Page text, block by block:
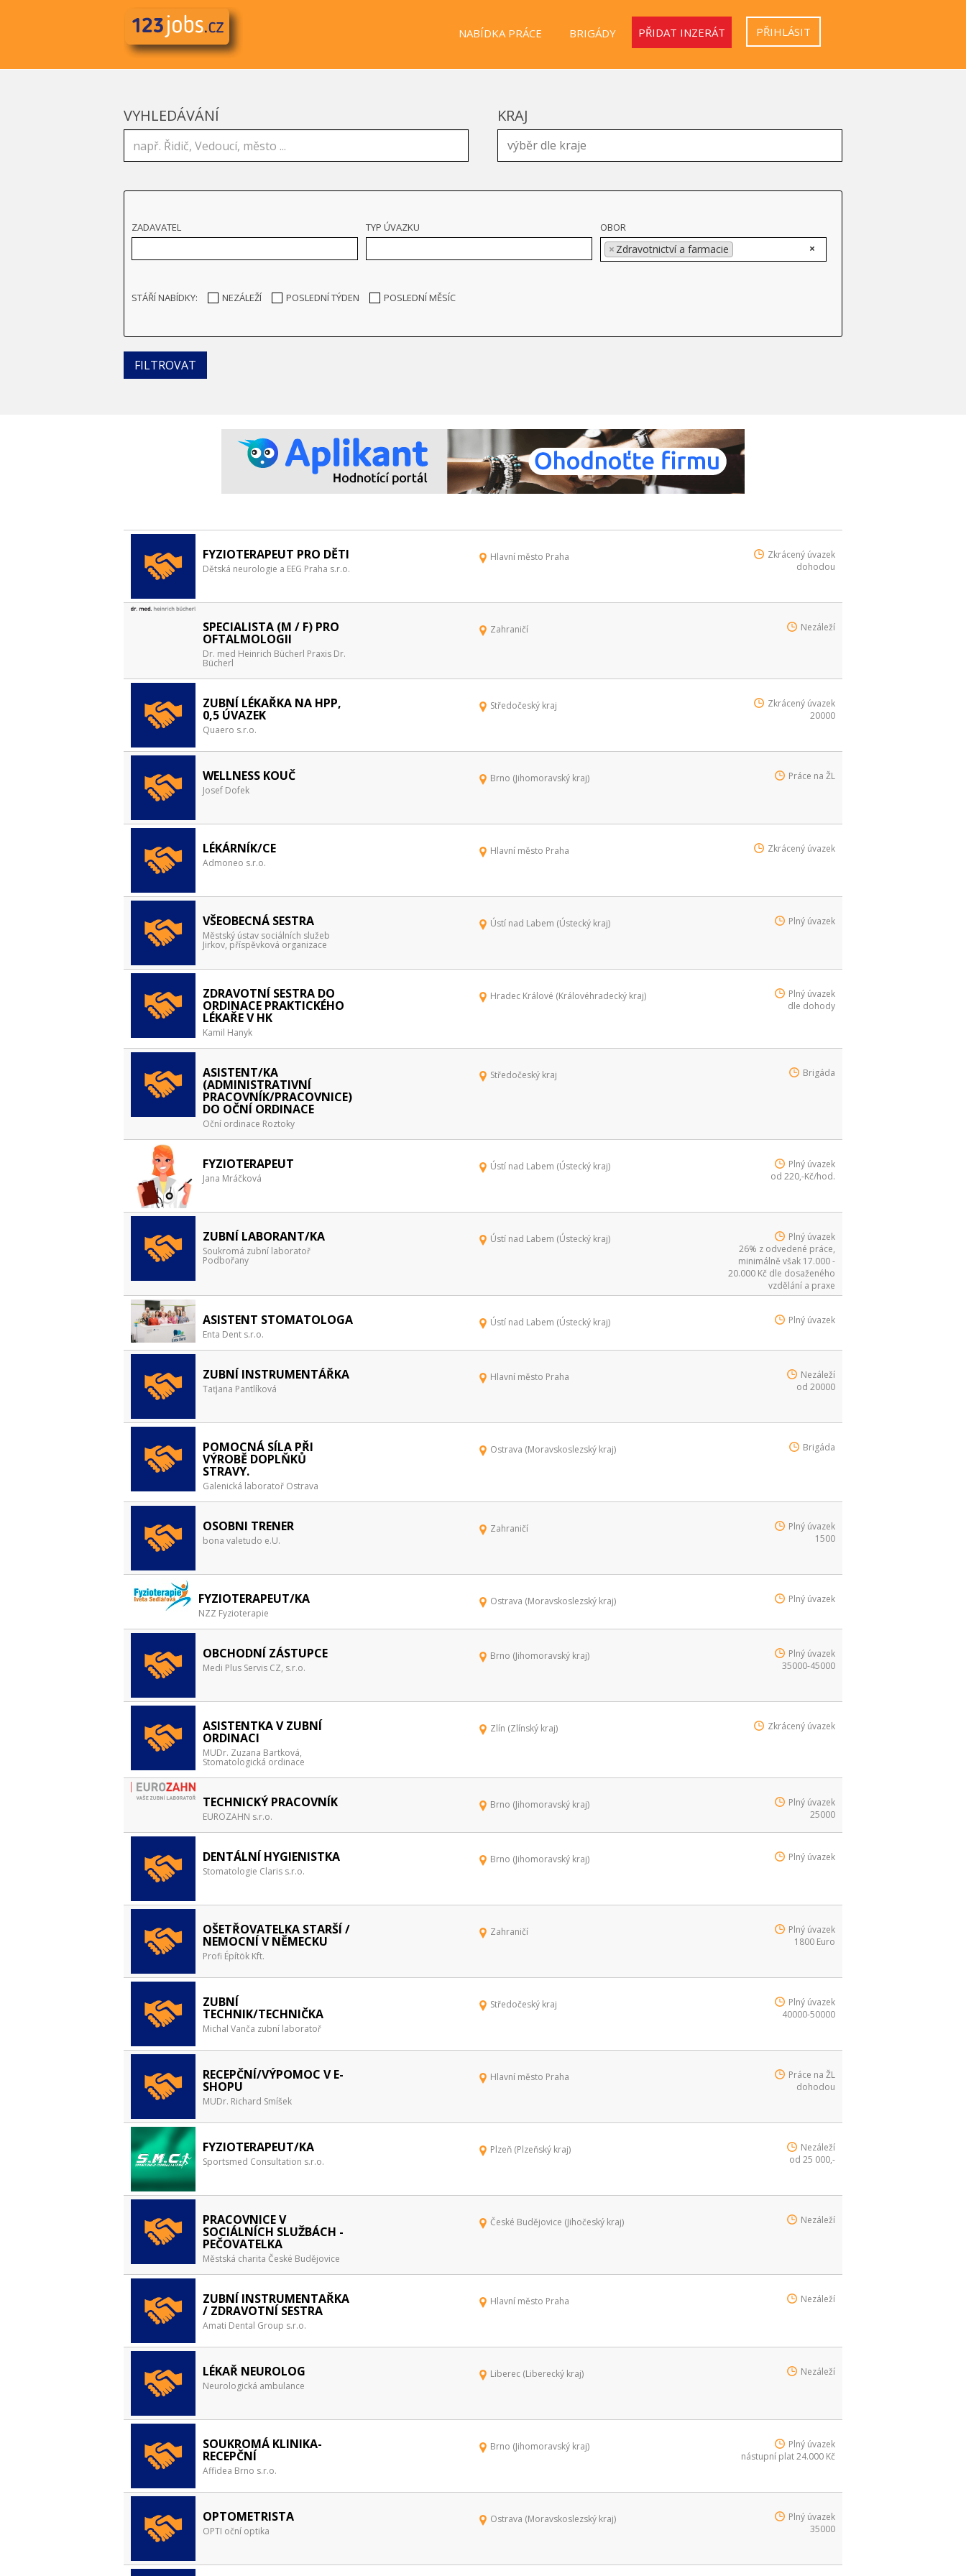
NABÍDKA PRÁCE BRIGÁDY PŘIDAT INZERÁT PŘIHLÁSIT
VYHLEDÁVÁNÍ KRAJ
ZADAVATEL TYP ÚVAZKU OBOR
×
× Zdravotnictví a farmacie
STÁŘÍ NABÍDKY: NEZÁLEŽÍ POSLEDNÍ TÝDEN POSLEDNÍ MĚSÍC
FYZIOTERAPEUT PRO DĚTI
Dětská neurologie a EEG Praha s.r.o.
Hlavní město Praha
Zkrácený úvazek
dohodou
SPECIALISTA (M / F) PRO
OFTALMOLOGII
Dr. med Heinrich Bücherl Praxis Dr.
Bücherl
Zahraničí Nezáleží
ZUBNÍ LÉKAŘKA NA HPP,
0,5 ÚVAZEK
Quaero s.r.o.
Středočeský kraj
Zkrácený úvazek
20000
WELLNESS KOUČ
Josef Dofek
Brno (Jihomoravský kraj) Práce na ŽL
LÉKÁRNÍK/CE
Admoneo s.r.o.
Hlavní město Praha Zkrácený úvazek
VŠEOBECNÁ SESTRA
Městský ústav sociálních služeb
Jirkov, příspěvková organizace
Ústí nad Labem (Ústecký kraj) Plný úvazek
ZDRAVOTNÍ SESTRA DO
ORDINACE PRAKTICKÉHO
LÉKAŘE V HK
Kamil Hanyk
Hradec Králové (Královéhradecký kraj)
Plný úvazek
dle dohody
ASISTENT/KA
(ADMINISTRATIVNÍ
PRACOVNÍK/PRACOVNICE)
DO OČNÍ ORDINACE
Oční ordinace Roztoky
Středočeský kraj Brigáda
FYZIOTERAPEUT
Jana Mráčková
Ústí nad Labem (Ústecký kraj)
Plný úvazek
od 220,-Kč/hod.
ZUBNÍ LABORANT/KA
Soukromá zubní laboratoř
Podbořany
Ústí nad Labem (Ústecký kraj)
Plný úvazek
26% z odvedené práce,
minimálně však 17.000 -
20.000 Kč dle dosaženého
vzdělání a praxe
ASISTENT STOMATOLOGA
Enta Dent s.r.o.
Ústí nad Labem (Ústecký kraj) Plný úvazek
ZUBNÍ INSTRUMENTÁŘKA
Taťjana Pantlíková
Hlavní město Praha
Nezáleží
od 20000
POMOCNÁ SÍLA PŘI
VÝROBĚ DOPLŇKŮ
STRAVY.
Galenická laboratoř Ostrava
Ostrava (Moravskoslezský kraj) Brigáda
OSOBNI TRENER
bona valetudo e.U.
Zahraničí
Plný úvazek
1500
FYZIOTERAPEUT/KA
NZZ Fyzioterapie
Ostrava (Moravskoslezský kraj) Plný úvazek
OBCHODNÍ ZÁSTUPCE
Medi Plus Servis CZ, s.r.o.
Brno (Jihomoravský kraj)
Plný úvazek
35000-45000
ASISTENTKA V ZUBNÍ
ORDINACI
MUDr. Zuzana Bartková,
Stomatologická ordinace
Zlín (Zlínský kraj) Zkrácený úvazek
TECHNICKÝ PRACOVNÍK
EUROZAHN s.r.o.
Brno (Jihomoravský kraj)
Plný úvazek
25000
DENTÁLNÍ HYGIENISTKA
Stomatologie Claris s.r.o.
Brno (Jihomoravský kraj) Plný úvazek
OŠETŘOVATELKA STARŠÍ /
NEMOCNÍ V NĚMECKU
Profi Építök Kft.
Zahraničí
Plný úvazek
1800 Euro
ZUBNÍ
TECHNIK/TECHNIČKA
Michal Vanča zubní laboratoř
Středočeský kraj
Plný úvazek
40000-50000
RECEPČNÍ/VÝPOMOC V E-
SHOPU
MUDr. Richard Smíšek
Hlavní město Praha
Práce na ŽL
dohodou
FYZIOTERAPEUT/KA
Sportsmed Consultation s.r.o.
Plzeň (Plzeňský kraj)
Nezáleží
od 25 000,-
PRACOVNICE V
SOCIÁLNÍCH SLUŽBÁCH -
PEČOVATELKA
Městská charita České Budějovice
České Budějovice (Jihočeský kraj) Nezáleží
ZUBNÍ INSTRUMENTAŘKA
/ ZDRAVOTNÍ SESTRA
Amati Dental Group s.r.o.
Hlavní město Praha Nezáleží
LÉKAŘ NEUROLOG
Neurologická ambulance
Liberec (Liberecký kraj) Nezáleží
SOUKROMÁ KLINIKA-
RECEPČNÍ
Affidea Brno s.r.o.
Brno (Jihomoravský kraj)
Plný úvazek
nástupní plat 24.000 Kč
OPTOMETRISTA
OPTI oční optika
Ostrava (Moravskoslezský kraj)
Plný úvazek
35000